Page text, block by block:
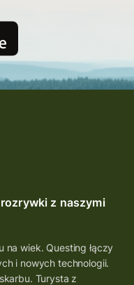
z naszymi
wiek. Questing łączy
i nowych technologii.
Turysta z